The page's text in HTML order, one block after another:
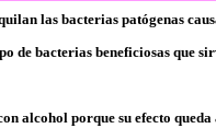
las bacterias patógenas
de bacterias beneficiosas que
alcohol porque su efecto